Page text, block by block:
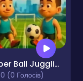
Super Ball Juggling Remix
0 (0 Голосів)